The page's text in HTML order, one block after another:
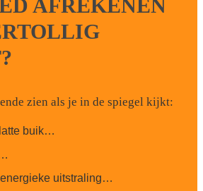
AFREKENEN
zien als je in de spiegel kijkt:
buik…
uitstraling…